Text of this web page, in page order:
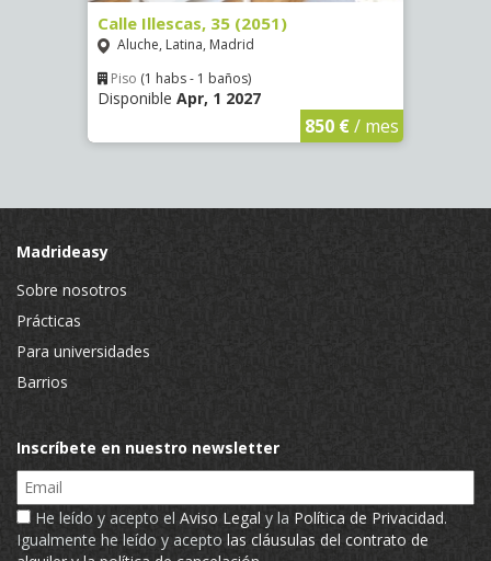
Calle Illescas, 35 (2051)
Aluche, Latina, Madrid
Piso (1 habs - 1 baños)
Disponible Apr, 1 2027
850 €/ mes
Madrideasy
Sobre nosotros
Prácticas
Para universidades
Barrios
Inscríbete en nuestro newsletter
Email
He leído y acepto el Aviso Legal y la Política de Privacidad.
Igualmente he leído y acepto las cláusulas del contrato de